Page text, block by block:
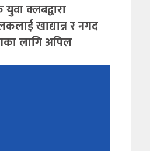
क्लबद्वारा
खाद्यान्न र नगद
लागि अपिल